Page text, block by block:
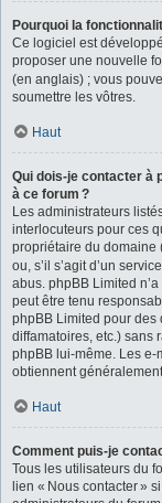
Pourquoi la
Ce logiciel est
proposer une nouvelle
(en anglais) ; vous
soumettre les vôtres.
Haut
Qui dois-je contacter à
à ce forum ?
Les administrateurs
interlocuteurs pour ces
propriétaire du domaine
ou, s’il s’agit d’un
abus. phpBB Limited
peut être tenu
phpBB Limited pour des
diffamatoires, etc.) sans
phpBB lui-même. Les e-
obtiennent
Haut
Comment puis-je
Tous les utilisateurs du
lien « Nous contacter »